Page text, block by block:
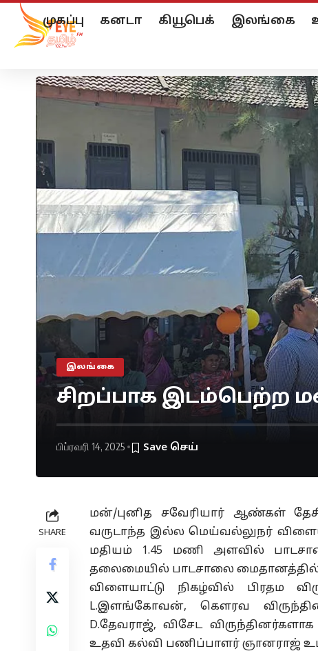
முகப்பு கனடா கியூபெக் இலங்கை
இலங்கை
சிறப்பாக இடம்பெற்ற
பிப்ரவரி 14, 2025
SHARE
மன்/புனித சவேரியார் ஆண்கள்
வருடாந்த இல்ல மெய்வல்லுநர்
மதியம் 1.45 மணி அளவில்
தலைமையில் பாடசாலை மைதானத்தில்
விளையாட்டு நிகழ்வில் பிரதம
L.இளங்கோவன், கௌரவ
D.தேவராஜ், விசேட
உதவி கல்வி பணிப்பாளர் ஞானராஜ்